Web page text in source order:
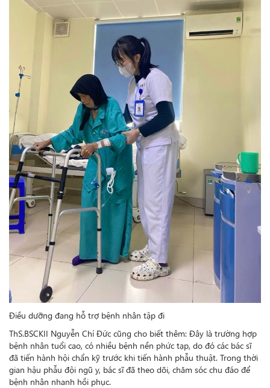
Điều dưỡng đang hỗ trợ bệnh nhân tập đi
ThS.BSCKII Nguyễn Chí Đức cũng cho biết thêm: Đây là trường hợp
bệnh nhân tuổi cao, có nhiều bệnh nền phức tạp, do đó các bác sĩ
đã tiến hành hội chẩn kỹ trước khi tiến hành phẫu thuật. Trong thời
gian hậu phẫu đội ngũ y, bác sĩ đã theo dõi, chăm sóc chu đáo để
bệnh nhân nhanh hồi phục.